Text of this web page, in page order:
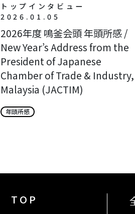
トップインタビュー
2026.01.05
2026年度 鳴釜会頭 年頭所感 /
New Year’s Address from the
President of Japanese
Chamber of Trade & Industry,
Malaysia (JACTIM)
年頭所感
TOP